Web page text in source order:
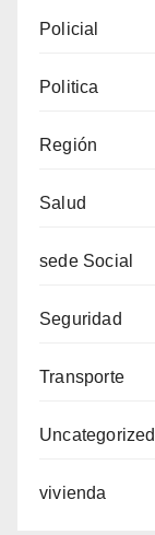
Policial
Politica
Región
Salud
sede Social
Seguridad
Transporte
Uncategorized
vivienda